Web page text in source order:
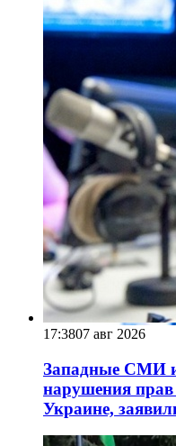
17:3807 авг 2026
Западные СМИ
нарушения
Украине,